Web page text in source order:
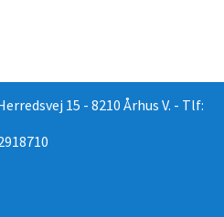
15 - 8210 Århus V. - Tlf: